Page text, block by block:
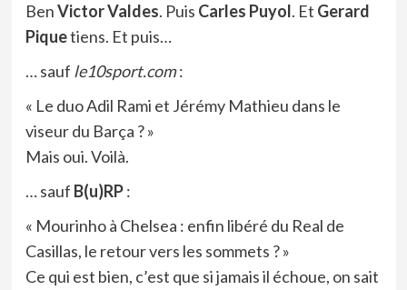
BenVictor Valdes. Puis Carles Puyol. Et Gerard
Piquetiens. Et puis…
… sauf le10sport.com:
« Le duo Adil Rami et Jérémy Mathieu dans le
viseur du Barça ? »
Mais oui. Voilà.
… sauf B(u)RP:
« Mourinho à Chelsea : enfin libéré du Real de
Casillas, le retour vers les sommets ? »
Ce qui est bien, c’est que si jamais il échoue, on sait